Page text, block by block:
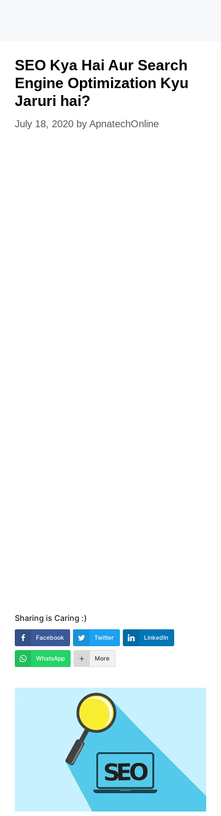
SEO Kya Hai Aur Search
Engine Optimization Kyu
Jaruri hai?
July 18, 2020 by ApnatechOnline
Sharing is Caring :)
Facebook Twitter LinkedIn
WhatsApp More